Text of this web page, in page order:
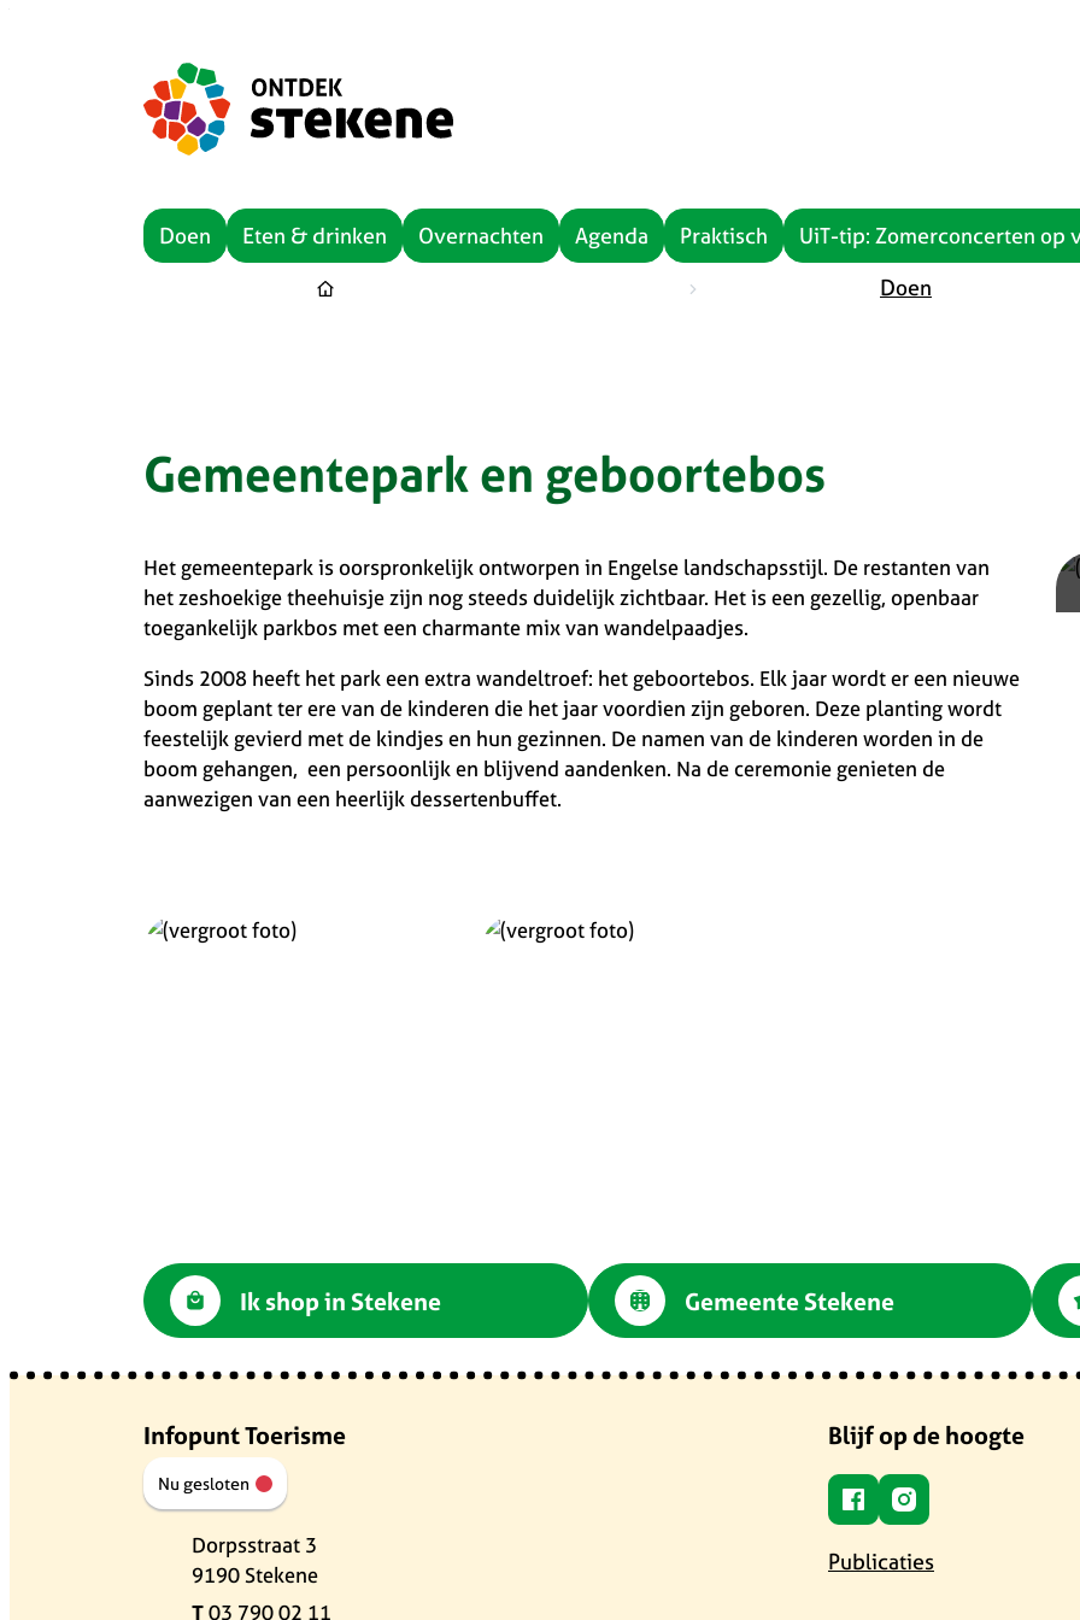
ontdek stekene
Doen Eten & drinken Overnachten Agenda Praktisch UiT-tip: Zomerconcerten op
Doen
Gemeentepark en geboortebos
Het gemeentepark is oorspronkelijk ontworpen in Engelse landschapsstijl. De restanten van
het zeshoekige theehuisje zijn nog steeds duidelijk zichtbaar. Het is een gezellig, openbaar
toegankelijk parkbos met een charmante mix van wandelpaadjes.
Sinds 2008 heeft het park een extra wandeltroef: het geboortebos. Elk jaar wordt er een nieuwe
boom geplant ter ere van de kinderen die het jaar voordien zijn geboren. Deze planting wordt
feestelijk gevierd met de kindjes en hun gezinnen. De namen van de kinderen worden in de
boom gehangen, een persoonlijk en blijvend aandenken. Na de ceremonie genieten de
aanwezigen van een heerlijk dessertenbuffet.
Ik shop in Stekene Gemeente Stekene
Contact en openingsuren
Infopunt Toerisme
Nu gesloten
AdresDorpsstraat 3
,9190Stekene
03 790 02 11
Social media
Blijf op de hoogte
FacebookInstagram
Publicaties